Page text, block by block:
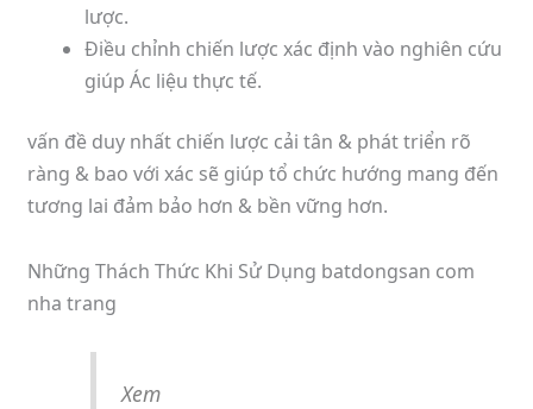
lược.
Điều chỉnh chiến lược xác định vào nghiên cứu
giúp Ác liệu thực tế.
vấn đề duy nhất chiến lược cải tân & phát triển rõ
ràng & bao với xác sẽ giúp tổ chức hướng mang đến
tương lai đảm bảo hơn & bền vững hơn.
Những Thách Thức Khi Sử Dụng batdongsan com
nha trang
Xem